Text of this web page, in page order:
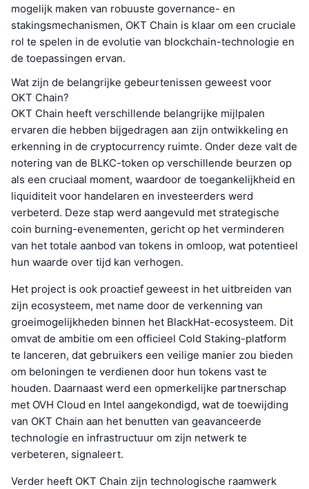
mogelijk maken van robuuste governance- en
stakingsmechanismen, OKT Chain is klaar om een cruciale
rol te spelen in de evolutie van blockchain-technologie en
de toepassingen ervan.
Wat zijn de belangrijke gebeurtenissen geweest voor
OKT Chain?
OKT Chain heeft verschillende belangrijke mijlpalen
ervaren die hebben bijgedragen aan zijn ontwikkeling en
erkenning in de cryptocurrency ruimte. Onder deze valt de
notering van de BLKC-token op verschillende beurzen op
als een cruciaal moment, waardoor de toegankelijkheid en
liquiditeit voor handelaren en investeerders werd
verbeterd. Deze stap werd aangevuld met strategische
coin burning-evenementen, gericht op het verminderen
van het totale aanbod van tokens in omloop, wat potentieel
hun waarde over tijd kan verhogen.
Het project is ook proactief geweest in het uitbreiden van
zijn ecosysteem, met name door de verkenning van
groeimogelijkheden binnen het BlackHat-ecosysteem. Dit
omvat de ambitie om een officieel Cold Staking-platform
te lanceren, dat gebruikers een veilige manier zou bieden
om beloningen te verdienen door hun tokens vast te
houden. Daarnaast werd een opmerkelijke partnerschap
met OVH Cloud en Intel aangekondigd, wat de toewijding
van OKT Chain aan het benutten van geavanceerde
technologie en infrastructuur om zijn netwerk te
verbeteren, signaleert.
Verder heeft OKT Chain zijn technologische raamwerk